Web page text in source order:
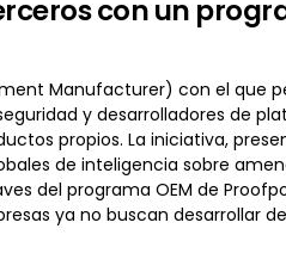
con un
Manufacturer) con el que
y desarrolladores de
propios. La iniciativa,
de inteligencia sobre
del programa OEM de
ya no buscan desarrollar